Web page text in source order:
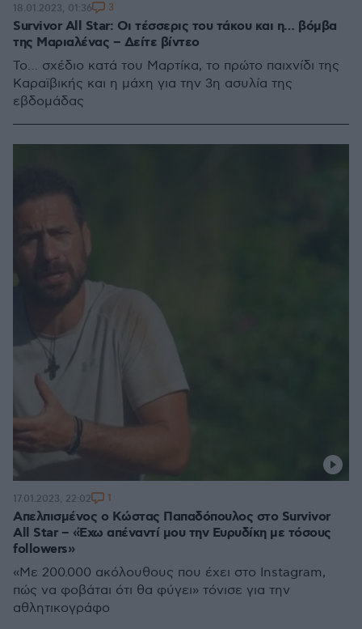
Survivor All Star: Οι τέσσερις του τάκου και η… βόμβα
της Μαριαλένας – Δείτε βίντεο
Το… σχέδιο κατά του Μαρτίκα, το πρώτο παιχνίδι της
Καραϊβικής και η μάχη για την 3η ασυλία της
εβδομάδας
18.01.2023, 01:36 3
Απελπισμένος ο Κώστας Παπαδόπουλος στο Survivor
All Star – «Έχω απέναντί μου την Ευρυδίκη με τόσους
followers»
«Με 200.000 ακόλουθους που έχει στο Instagram,
πώς να φοβάται ότι θα φύγει» τόνισε για την
αθλητικογράφο
17.01.2023, 22:02 1